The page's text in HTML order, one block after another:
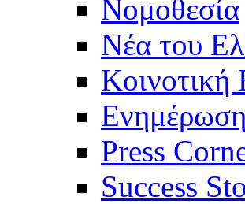
Νομοθεσία
Νέα του
Κοινοτική
Press
Success